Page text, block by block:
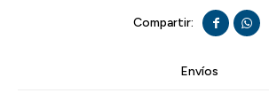
 
Envíos